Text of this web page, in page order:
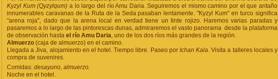
Kyzyl Kum (Qyzylqum) a lo largo del río Amu Daria. Seguiremos el mismo camino por el que antaño
innumerables caravanas de la Ruta de la Seda pasaban lentamente. "Kyzyl Kum" en turco significa
"arena roja", dado que la arena local en verdad tiene un tinte rojizo. Haremos varias paradas y
pasaremos a lo largo de las pintorescas dunas, admiraremos el vasto panorama desde la plataforma
de observación hasta el río Amu Daria, uno de los dos ríos más grandes de la región.
Almuerzo (caja de almuerzo) en el camino.
Llegada a Jiva, alojamiento en el hotel. Tiempo libre. Paseo por Ichan Kala. Visita a talleres locales y
compra de suvenires.
Comidas: desayuno, almuerzo.
Noche en el hotel.